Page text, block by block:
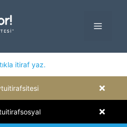
MENÜ
itiraf yaz.
×
×